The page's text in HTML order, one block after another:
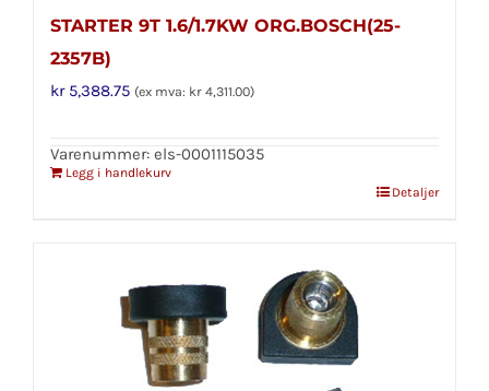
STARTER 9T 1.6/1.7KW ORG.BOSCH(25-
2357B)
kr5,388.75 (ex mva: kr 4,311.00)
Varenummer: els-0001115035
Legg i handlekurv
Detaljer